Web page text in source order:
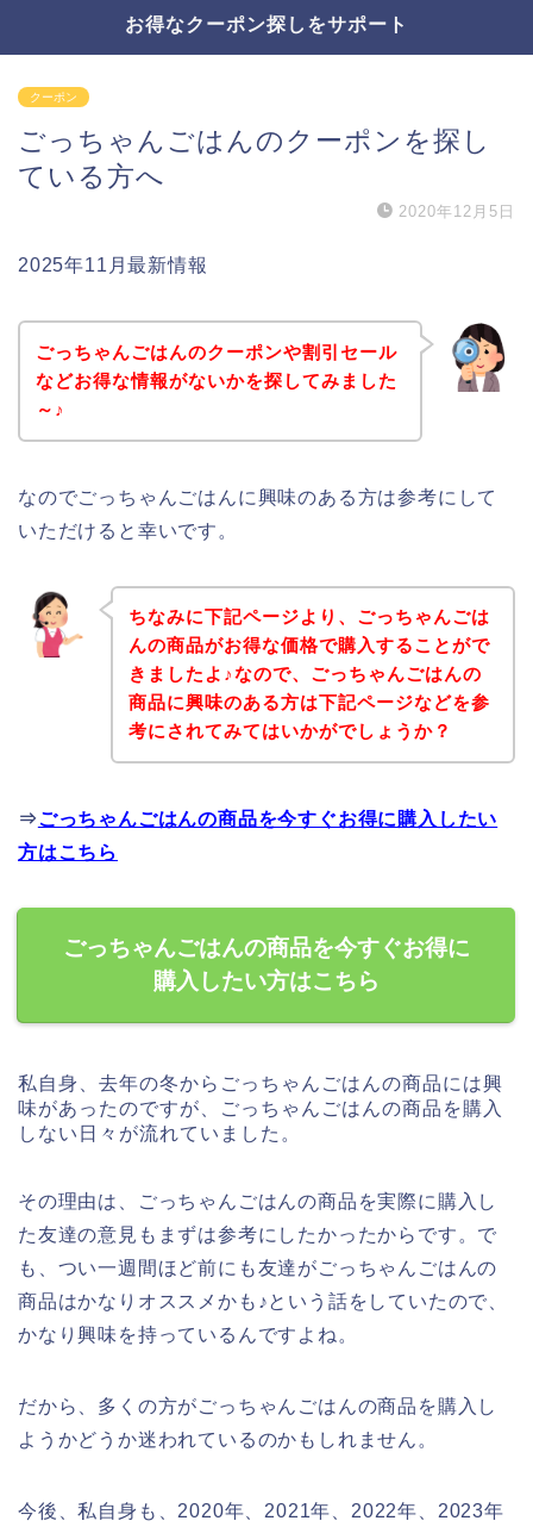
お得なクーポン探しをサポート
クーポン
ごっちゃんごはんのクーポンを探し
ている方へ
2020年12月5日
2025年11月最新情報
ごっちゃんごはんのクーポンや割引セール
などお得な情報がないかを探してみました
～♪
なのでごっちゃんごはんに興味のある方は参考にして
いただけると幸いです。
ちなみに下記ページより、ごっちゃんごは
んの商品がお得な価格で購入することがで
きましたよ♪なので、ごっちゃんごはんの
商品に興味のある方は下記ページなどを参
考にされてみてはいかがでしょうか？
⇒ごっちゃんごはんの商品を今すぐお得に購入したい
方はこちら
ごっちゃんごはんの商品を今すぐお得に
購入したい方はこちら
私自身、去年の冬からごっちゃんごはんの商品には興
味があったのですが、ごっちゃんごはんの商品を購入
しない日々が流れていました。
その理由は、ごっちゃんごはんの商品を実際に購入し
た友達の意見もまずは参考にしたかったからです。で
も、つい一週間ほど前にも友達がごっちゃんごはんの
商品はかなりオススメかも♪という話をしていたので、
かなり興味を持っているんですよね。
だから、多くの方がごっちゃんごはんの商品を購入し
ようかどうか迷われているのかもしれません。
今後、私自身も、2020年、2021年、2022年、2023年